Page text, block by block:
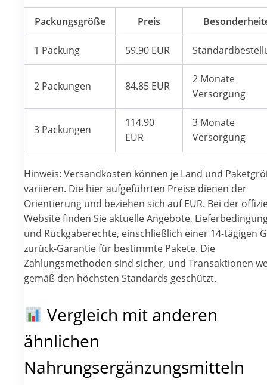
Packungsgröße Preis
1 Packung 59.90 EUR
2 Packungen 84.85 EUR
2 Monate
Versorgung
3 Packungen
114.90
EUR
3 Monate
Versorgung
Hinweis: Versandkosten können je Land und
variieren. Die hier aufgeführten Preise dienen der
Orientierung und beziehen sich auf EUR. Bei der
Website finden Sie aktuelle Angebote,
und Rückgaberechte, einschließlich einer 14-tägigen
zurück-Garantie für bestimmte Pakete. Die
Zahlungsmethoden sind sicher, und Transaktionen
gemäß den höchsten Standards geschützt.
Vergleich mit anderen
ähnlichen
Nahrungsergänzungsmitteln